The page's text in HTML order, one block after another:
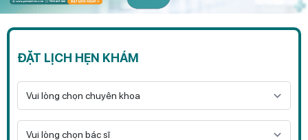
ĐẶT LỊCH HẸN KHÁM